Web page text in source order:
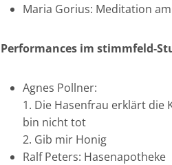
Maria Gorius: Meditation
Performances im stimmfeld-
Agnes Pollner:
1. Die Hasenfrau erklärt die
bin nicht tot
2. Gib mir Honig
Ralf Peters: Hasenapotheke